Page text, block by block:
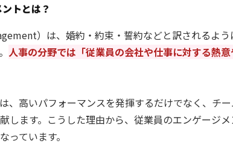
トとは？
）は、婚約・約束・誓約などと訳されるよ
人事の分野では「従業員の会社や仕事に対する熱
、高いパフォーマンスを発揮するだけでなく、チ
します。こうした理由から、従業員のエンゲージ
っています。